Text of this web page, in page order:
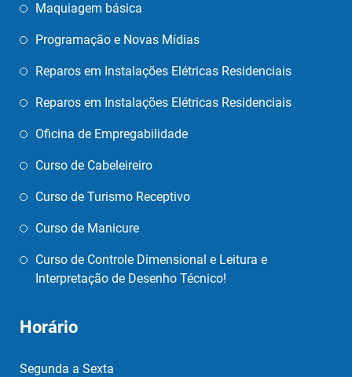
Maquiagem básica
Programação e Novas Mídias
Reparos em Instalações Elétricas Residenciais
Reparos em Instalações Elétricas Residenciais
Oficina de Empregabilidade
Curso de Cabeleireiro
Curso de Turismo Receptivo
Curso de Manicure
Curso de Controle Dimensional e Leitura e
Interpretação de Desenho Técnico!
Horário
Segunda a Sexta